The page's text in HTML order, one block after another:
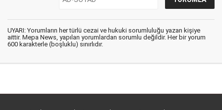
UYARI: Yorumların her türlü cezai ve hukuki sorumluluğu yazan kişiye
aittir. Mepa News, yapılan yorumlardan sorumlu değildir. Her bir yorum
600 karakterle (boşluklu) sınırlıdır.